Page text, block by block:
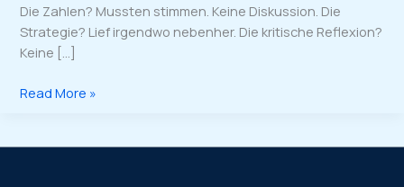
Die Zahlen? Mussten stimmen. Keine Diskussion. Die
Strategie? Lief irgendwo nebenher. Die kritische Reflexion?
Keine […]
Read More »